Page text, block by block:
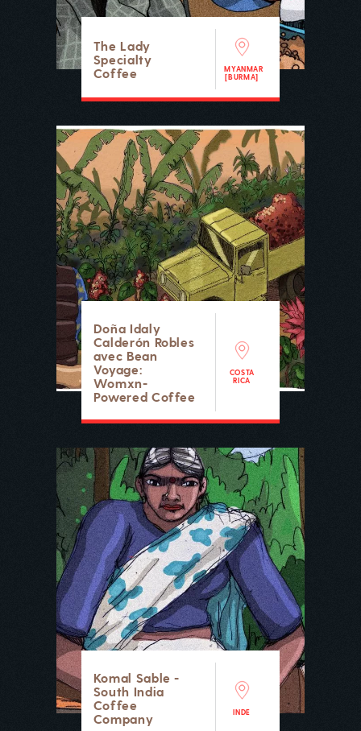
The Lady
Specialty
Coffee
MYANMAR
[BURMA]
Doña Idaly
Calderón Robles
avec Bean
Voyage:
Womxn-
Powered Coffee
COSTA
RICA
Komal Sable -
South India
Coffee
Company
INDE